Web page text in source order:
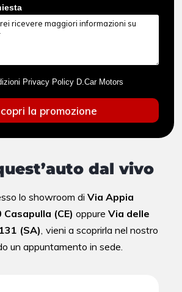
Privacy Policy D.Car Motors
la promozione
dal vivo
lo showroom diVia Appia
Casapulla (CE)oppureVia delle
(SA), vieni a scoprirla nel nostro
un appuntamento in sede.